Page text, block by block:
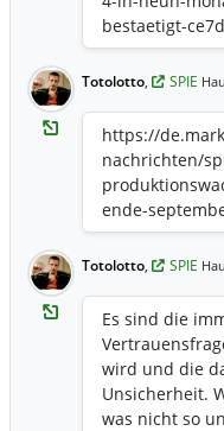
bestaetigt-
Totolotto, SPIE
https://
nachrichten/
ende-
Totolotto, SPIE
Es sind die
wird und die
Unsicherheit.
was nicht so